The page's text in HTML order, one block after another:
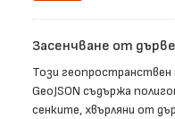
Засенчване от
Този
GeoJSON съдържа
сенките, хвърляни от